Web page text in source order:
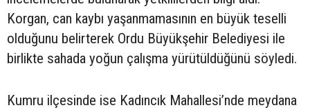
Korgan, can kaybı yaşanmamasının en büyük teselli
olduğunu belirterek Ordu Büyükşehir Belediyesi ile
birlikte sahada yoğun çalışma yürütüldüğünü söyledi.
Kumru ilçesinde ise Kadıncık Mahallesi’nde meydana